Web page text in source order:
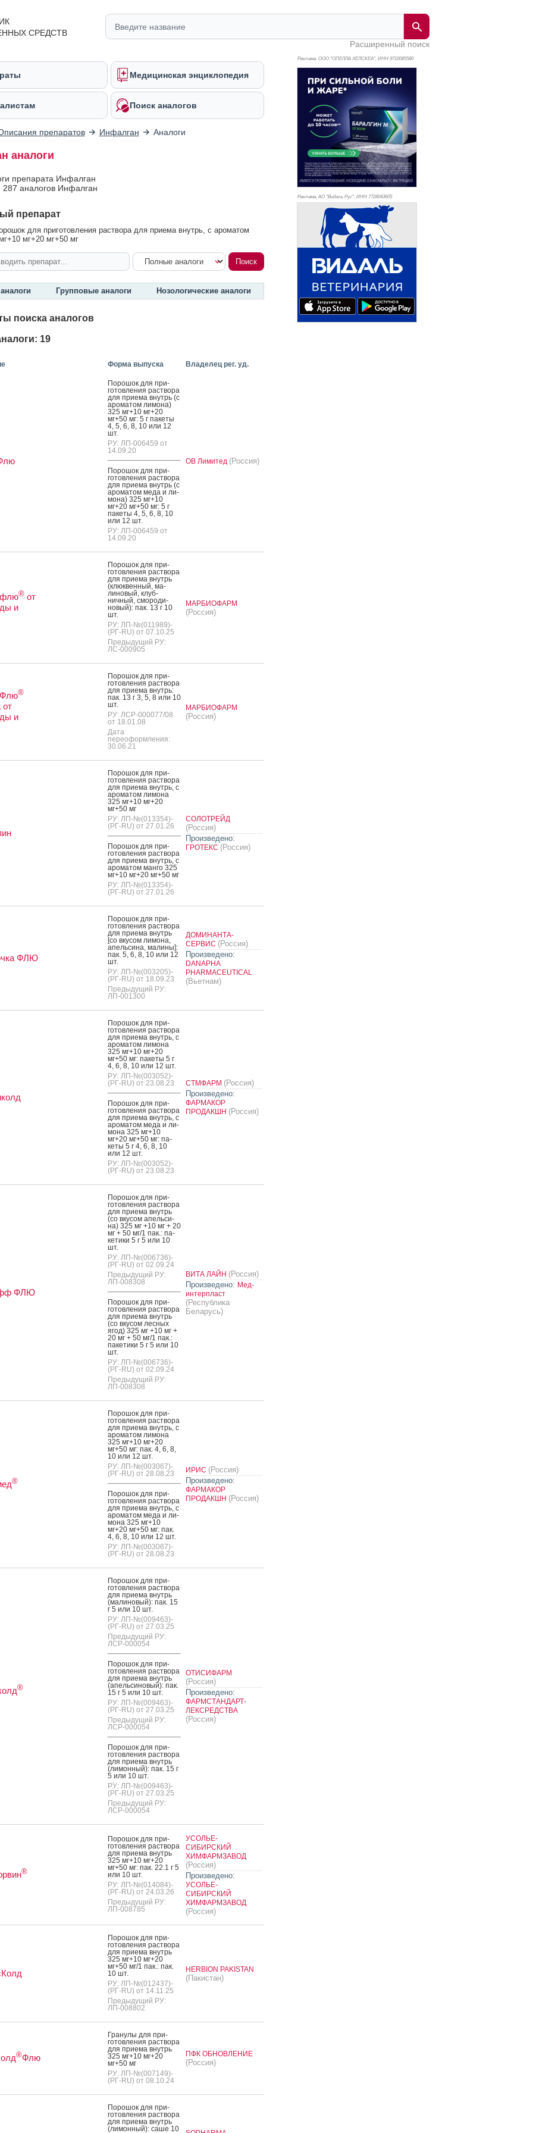
СРЕДСТВ
Расширенный поиск
Медицинская энциклопедия
Поиск аналогов
препаратов Инфалган Аналоги
аналоги
препарата Инфалган
287 аналогов Инфалган
препарат
для приготовления раствора для приема внутрь, с ароматом
мг+20 мг+50 мг
Групповые аналоги Нозологические аналоги
поиска аналогов
19
Форма выпуска Владелец рег. уд.
По­рошок для при­
готов­ле­ния рас­тво­ра
для при­ема внутрь (с
аро­матом ли­мона)
325 мг+10 мг+20
мг+50 мг: 5 г па­кеты
4, 5, 6, 8, 10 или 12
шт.
РУ: ЛП-006459 от
14.09.20
По­рошок для при­
готов­ле­ния рас­тво­ра
для при­ема внутрь (с
аро­матом ме­да и ли­
мона) 325 мг+10
мг+20 мг+50 мг: 5 г
па­кеты 4, 5, 6, 8, 10
или 12 шт.
РУ: ЛП-006459 от
14.09.20
ОВ Лимитед (Россия)
®от
и
По­рошок для при­
готов­ле­ния рас­тво­ра
для при­ема внутрь
(клюк­венный, ма­
лино­вый, клуб­
ничный, смо­роди­
новый): пак. 13 г 10
шт.
РУ: ЛП-№(011989)-
(РГ-RU) от 07.10.25
Предыдущий РУ:
ЛС-000905
МАРБИОФАРМ
(Россия)
®
от
и
По­рошок для при­
готов­ле­ния рас­тво­ра
для при­ема внутрь:
пак. 13 г 3, 5, 8 или 10
шт.
РУ: ЛСР-000077/08
от 18.01.08
Дата
переоформления:
30.06.21
МАРБИОФАРМ
(Россия)
По­рошок для при­
готов­ле­ния рас­тво­ра
для при­ема внутрь, с
аро­матом ли­мона
325 мг+10 мг+20
мг+50 мг
РУ: ЛП-№(013354)-
(РГ-RU) от 27.01.26
По­рошок для при­
готов­ле­ния рас­тво­ра
для при­ема внутрь, с
аро­матом ман­го 325
мг+10 мг+20 мг+50 мг
РУ: ЛП-№(013354)-
(РГ-RU) от 27.01.26
СОЛОТРЕЙД
(Россия)
Произведено:
ГРОТЕКС (Россия)
ФЛЮ
По­рошок для при­
готов­ле­ния рас­тво­ра
для при­ема внутрь
[со вку­сом ли­мона,
апель­си­на, ма­лины]:
пак. 5, 6, 8, 10 или 12
шт.
РУ: ЛП-№(003205)-
(РГ-RU) от 18.09.23
Предыдущий РУ:
ЛП-001300
ДОМИНАНТА-
СЕРВИС (Россия)
Произведено:
DANAPHA
PHARMACEUTICAL
(Вьетнам)
По­рошок для при­
готов­ле­ния рас­тво­ра
для при­ема внутрь, с
аро­матом ли­мона
325 мг+10 мг+20
мг+50 мг: па­кеты 5 г
4, 6, 8, 10 или 12 шт.
РУ: ЛП-№(003052)-
(РГ-RU) от 23.08.23
По­рошок для при­
готов­ле­ния рас­тво­ра
для при­ема внутрь, с
аро­матом ме­да и ли­
мона 325 мг+10
мг+20 мг+50 мг: па­
кеты 5 г 4, 6, 8, 10
или 12 шт.
РУ: ЛП-№(003052)-
(РГ-RU) от 23.08.23
СТМФАРМ (Россия)
Произведено:
ФАРМАКОР
ПРОДАКШН (Россия)
ФЛЮ
По­рошок для при­
готов­ле­ния рас­тво­ра
для при­ема внутрь
(со вку­сом апель­си­
на) 325 мг +10 мг + 20
мг + 50 мг/1 пак.: па­
кети­ки 5 г 5 или 10
шт.
РУ: ЛП-№(006736)-
(РГ-RU) от 02.09.24
Предыдущий РУ:
ЛП-008308
По­рошок для при­
готов­ле­ния рас­тво­ра
для при­ема внутрь
(со вку­сом лес­ных
ягод) 325 мг +10 мг +
20 мг + 50 мг/1 пак.:
па­кети­ки 5 г 5 или 10
шт.
РУ: ЛП-№(006736)-
(РГ-RU) от 02.09.24
Предыдущий РУ:
ЛП-008308
ВИТА ЛАЙН (Россия)
Произведено: Мед-
интерпласт
(Республика
Беларусь)
®
По­рошок для при­
готов­ле­ния рас­тво­ра
для при­ема внутрь, с
аро­матом ли­мона
325 мг+10 мг+20
мг+50 мг: пак. 4, 6, 8,
10 или 12 шт.
РУ: ЛП-№(003067)-
(РГ-RU) от 28.08.23
По­рошок для при­
готов­ле­ния рас­тво­ра
для при­ема внутрь, с
аро­матом ме­да и ли­
мона 325 мг+10
мг+20 мг+50 мг: пак.
4, 6, 8, 10 или 12 шт.
РУ: ЛП-№(003067)-
(РГ-RU) от 28.08.23
ИРИС (Россия)
Произведено:
ФАРМАКОР
ПРОДАКШН (Россия)
®
По­рошок для при­
готов­ле­ния рас­тво­ра
для при­ема внутрь
(ма­лино­вый): пак. 15
г 5 или 10 шт.
РУ: ЛП-№(009463)-
(РГ-RU) от 27.03.25
Предыдущий РУ:
ЛСР-000054
По­рошок для при­
готов­ле­ния рас­тво­ра
для при­ема внутрь
(апель­си­новый): пак.
15 г 5 или 10 шт.
РУ: ЛП-№(009463)-
(РГ-RU) от 27.03.25
Предыдущий РУ:
ЛСР-000054
По­рошок для при­
готов­ле­ния рас­тво­ра
для при­ема внутрь
(ли­мон­ный): пак. 15 г
5 или 10 шт.
РУ: ЛП-№(009463)-
(РГ-RU) от 27.03.25
Предыдущий РУ:
ЛСР-000054
ОТИСИФАРМ
(Россия)
Произведено:
ФАРМСТАНДАРТ-
ЛЕКСРЕДСТВА
(Россия)
®
По­рошок для при­
готов­ле­ния рас­тво­ра
для при­ема внутрь
325 мг+10 мг+20
мг+50 мг: пак. 22.1 г 5
или 10 шт.
РУ: ЛП-№(014084)-
(РГ-RU) от 24.03.26
Предыдущий РУ:
ЛП-008785
УСОЛЬЕ-
СИБИРСКИЙ
ХИМФАРМЗАВОД
(Россия)
Произведено:
УСОЛЬЕ-
СИБИРСКИЙ
ХИМФАРМЗАВОД
(Россия)
По­рошок для при­
готов­ле­ния рас­тво­ра
для при­ема внутрь
325 мг+10 мг+20
мг+50 мг/1 пак.: пак.
10 шт.
РУ: ЛП-№(012437)-
(РГ-RU) от 14.11.25
Предыдущий РУ:
ЛП-008802
HERBION PAKISTAN
(Пакистан)
®Флю
Гра­нулы для при­
готов­ле­ния рас­тво­ра
для при­ема внутрь
325 мг+10 мг+20
мг+50 мг
РУ: ЛП-№(007149)-
(РГ-RU) от 08.10.24
ПФК ОБНОВЛЕНИЕ
(Россия)
По­рошок для при­
готов­ле­ния рас­тво­ра
для при­ема внутрь
(ли­мон­ный): са­ше 10
Реклама. ООО "ОПЕЛЛА ХЕЛСКЕА", ИНН 9710085580
Реклама. АО "Видаль Рус", ИНН 7728043605